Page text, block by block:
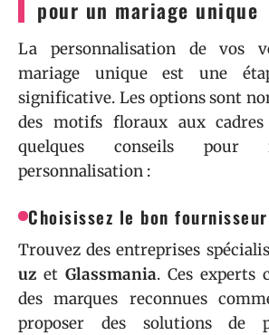
pour un mariage unique
La personnalisation de vos
mariage unique est une
significative. Les options sont
des motifs floraux aux cadres
quelques conseils pour
personnalisation :
Choisissez le bon fournisseur
Trouvez des entreprises
uz et Glassmania. Ces experts
des marques reconnues
proposer des solutions de